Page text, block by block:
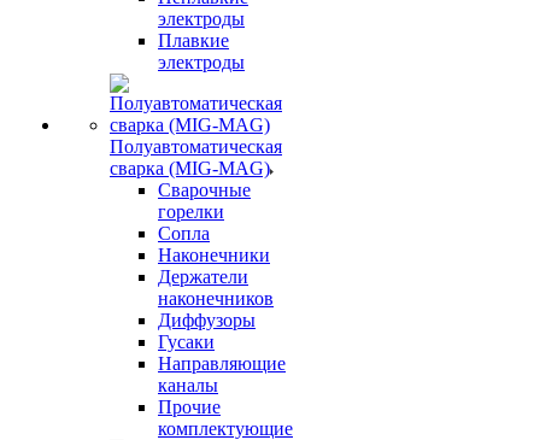
электроды
Плавкие
электроды
Полуавтоматическая
сварка (MIG-MAG)
Сварочные
горелки
Сопла
Наконечники
Держатели
наконечников
Диффузоры
Гусаки
Направляющие
каналы
Прочие
комплектующие